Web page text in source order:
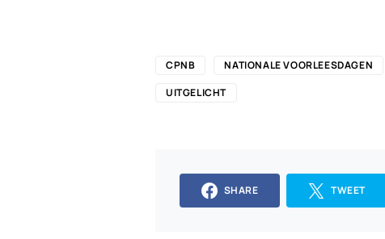
CPNB NATIONALE VOORLEESDAGEN
UITGELICHT
SHARE TWEET